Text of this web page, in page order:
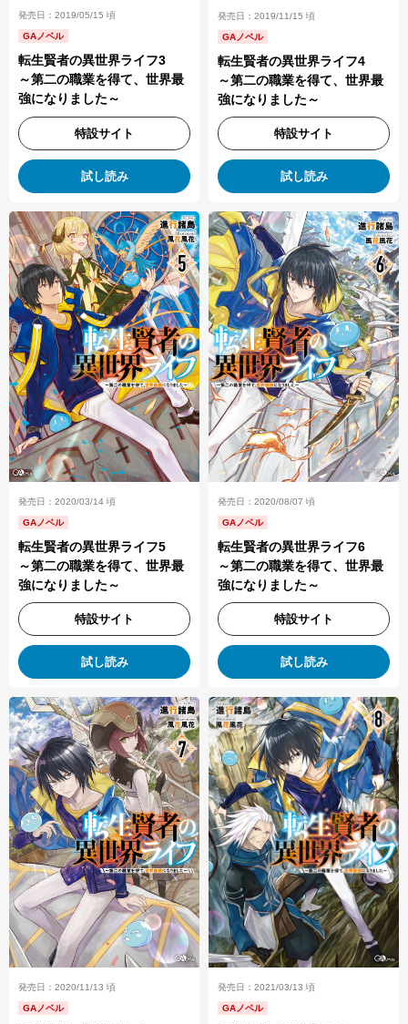
発売日：2019/05/15 頃
GAノベル
転生賢者の異世界ライフ3
～第二の職業を得て、世界最
強になりました～
特設サイト
試し読み
発売日：2019/11/15 頃
GAノベル
転生賢者の異世界ライフ4
～第二の職業を得て、世界最
強になりました～
特設サイト
試し読み
発売日：2020/03/14 頃
GAノベル
転生賢者の異世界ライフ5
～第二の職業を得て、世界最
強になりました～
特設サイト
試し読み
発売日：2020/08/07 頃
GAノベル
転生賢者の異世界ライフ6
～第二の職業を得て、世界最
強になりました～
特設サイト
試し読み
発売日：2020/11/13 頃
GAノベル
発売日：2021/03/13 頃
GAノベル